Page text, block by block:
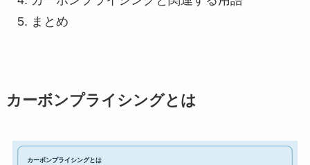
まとめ
カーボンプライシングとは
カーボンプライシングとは